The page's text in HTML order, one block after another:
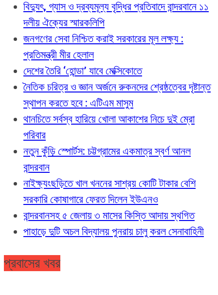
বিদ্যুৎ, গ্যাস ও দ্রব্যমূল্য বৃদ্ধির প্রতিবাদে বান্দরবানে ১১
দলীয় ঐক্যের স্মারকলিপি
জনগণের সেবা নিশ্চিত করাই সরকারের মূল লক্ষ্য :
প্রতিমন্ত্রী মীর হেলাল
দেশের তৈরি ‘হোন্ডা’ যাবে মেক্সিকোতে
নৈতিক চরিত্র ও জ্ঞান অর্জনে রুকনদের শ্রেষ্ঠত্বের দৃষ্টান্ত
স্থাপন করতে হবে : এটিএম মাসুম
থানচিতে সর্বস্ব হারিয়ে খোলা আকাশের নিচে দুই ম্রো
পরিবার
নতুন কুঁড়ি স্পোর্টস: চট্টগ্রামের একমাত্র স্বর্ণ আনল
বান্দরবান
নাইক্ষ্যংছড়িতে খাল খননের সাশ্রয় কোটি টাকার বেশি
সরকারি কোষাগারে ফেরত দিলেন ইউএনও
বান্দরবানসহ ৫ জেলায় ৩ মাসের কিস্তি আদায় স্থগিত
পাহাড়ে দুটি অচল বিদ্যালয় পুনরায় চালু করল সেনাবাহিনী
প্রবাসের খবর